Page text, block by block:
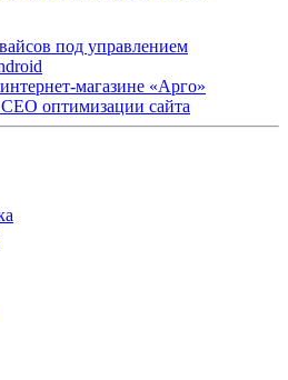
под управлением
магазине «Арго»
СЕО оптимизации сайта